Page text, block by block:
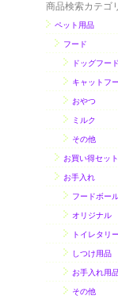
商品検索カテゴ
ペット用品
フード
ドッグフード
キャットフ
おやつ
ミルク
その他
お買い得セット
お手入れ
フードボー
オリジナル
トイレタリー
しつけ用品
お手入れ用
その他